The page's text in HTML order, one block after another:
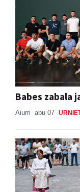
Babes zabala
Aiurri abu 07